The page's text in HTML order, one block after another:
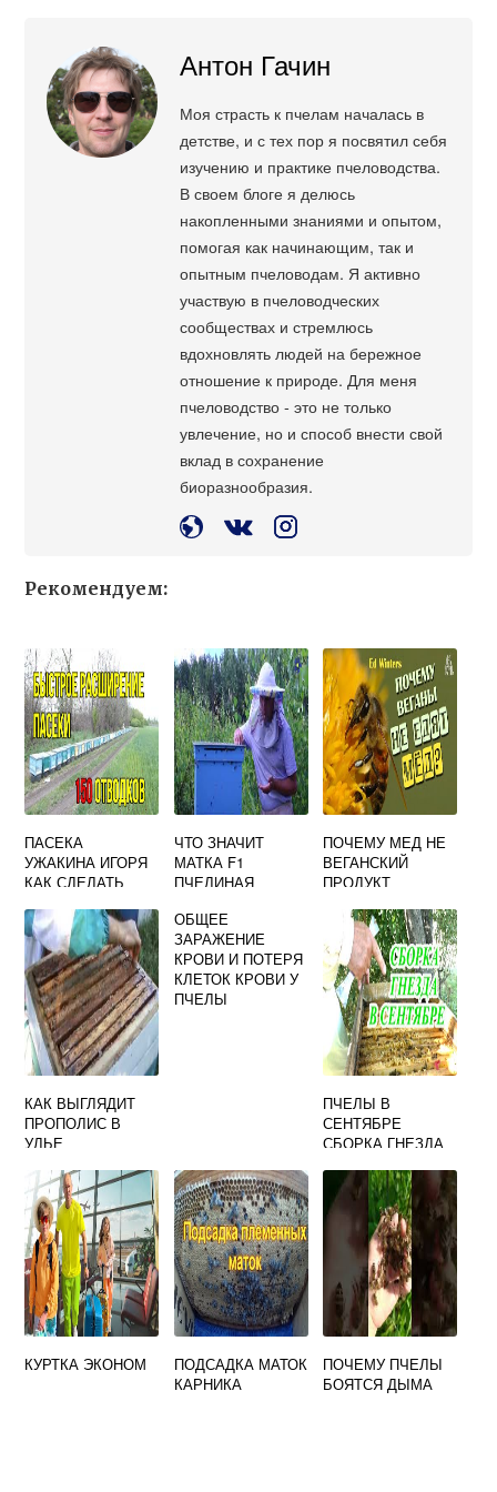
Антон Гачин
Моя страсть к пчелам началась в
детстве, и с тех пор я посвятил себя
изучению и практике пчеловодства.
В своем блоге я делюсь
накопленными знаниями и опытом,
помогая как начинающим, так и
опытным пчеловодам. Я активно
участвую в пчеловодческих
сообществах и стремлюсь
вдохновлять людей на бережное
отношение к природе. Для меня
пчеловодство - это не только
увлечение, но и способ внести свой
вклад в сохранение
биоразнообразия.
Рекомендуем:
ПАСЕКА
УЖАКИНА ИГОРЯ
КАК СДЕЛАТЬ
ЧТО ЗНАЧИТ
МАТКА F1
ПЧЕЛИНАЯ
ПОЧЕМУ МЕД НЕ
ВЕГАНСКИЙ
ПРОДУКТ
КАК ВЫГЛЯДИТ
ПРОПОЛИС В
УЛЬЕ
ОБЩЕЕ
ЗАРАЖЕНИЕ
КРОВИ И ПОТЕРЯ
КЛЕТОК КРОВИ У
ПЧЕЛЫ
ПЧЕЛЫ В
СЕНТЯБРЕ
СБОРКА ГНЕЗДА
КУРТКА ЭКОНОМ
ПОДСАДКА МАТОК
КАРНИКА
ПОЧЕМУ ПЧЕЛЫ
БОЯТСЯ ДЫМА